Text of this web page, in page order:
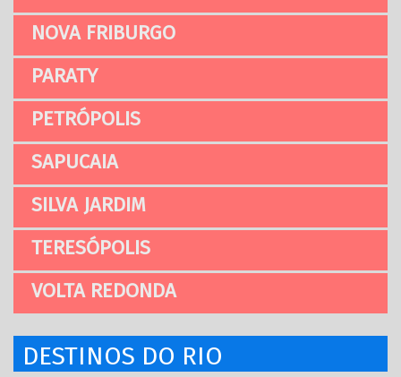
NOVA FRIBURGO
PARATY
PETRÓPOLIS
SAPUCAIA
SILVA JARDIM
TERESÓPOLIS
VOLTA REDONDA
DESTINOS DO RIO